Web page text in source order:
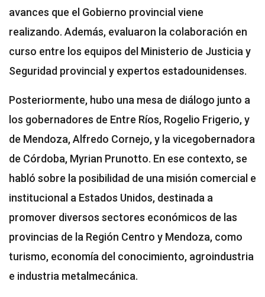
avances que el Gobierno provincial viene
realizando. Además, evaluaron la colaboración en
curso entre los equipos del Ministerio de Justicia y
Seguridad provincial y expertos estadounidenses.
Posteriormente, hubo una mesa de diálogo junto a
los gobernadores de Entre Ríos, Rogelio Frigerio, y
de Mendoza, Alfredo Cornejo, y la vicegobernadora
de Córdoba, Myrian Prunotto. En ese contexto, se
habló sobre la posibilidad de una misión comercial e
institucional a Estados Unidos, destinada a
promover diversos sectores económicos de las
provincias de la Región Centro y Mendoza, como
turismo, economía del conocimiento, agroindustria
e industria metalmecánica.